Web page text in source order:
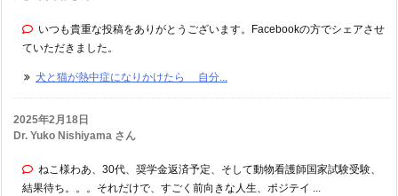
いつも貴重な投稿をありがとうございます。Facebookの方でシェアさせ
ていただきました。
犬と猫が熱中症になりかけたら 自分...
2025年2月18日
Dr. Yuko Nishiyama さん
ねこ様わあ、30代、奨学金返済予定、そして動物看護師国家試験受験、
結果待ち。。。それだけで、すごく前向きな人生、ポジテイ ...